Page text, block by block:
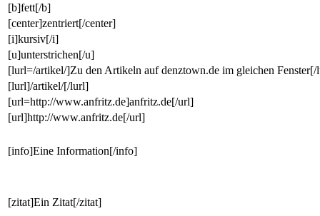
[b]fett[/b]
[center]zentriert[/center]
[i]kursiv[/i]
[u]unterstrichen[/u]
[lurl=/artikel/]Zu den Artikeln auf denztown.de im gleichen
[lurl]/artikel/[/lurl]
[url=http://www.anfritz.de]anfritz.de[/url]
[url]http://www.anfritz.de[/url]
[info]Eine Information[/info]
[zitat]Ein Zitat[/zitat]